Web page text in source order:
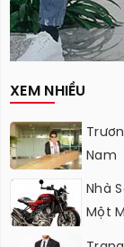
XEM NHIỀU
Nam
Nhà
Một